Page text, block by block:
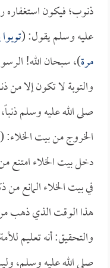
ذنوب؛ فيكون استغفاره
عليه وسلم يقول: (
مرة)، سبحان الله!
والتوبة لا تكون إلا من
صلى الله عليه وسلم
الخروج من بيت الخلاء: (
دخل بيت الخلاء امتنع
في بيت الخلاء المانع
هذا الوقت الذي ذهب
والتحقيق: أنه تعليم